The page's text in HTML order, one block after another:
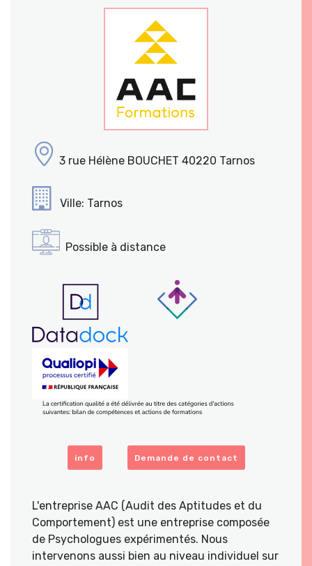
3 rue Hélène BOUCHET 40220 Tarnos
Ville: Tarnos
Possible à distance
info Demande de contact
L'entreprise AAC (Audit des Aptitudes et du
Comportement) est une entreprise composée
de Psychologues expérimentés. Nous
intervenons aussi bien au niveau individuel sur